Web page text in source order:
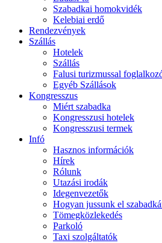
Szabadkai homokvidék
Kelebiai erdő
Rendezvények
Szállás
Hotelek
Szállás
Falusi turizmussal
Egyéb Szállások
Kongresszus
Miért szabadka
Kongresszusi hotelek
Kongresszusi termek
Infó
Hasznos információk
Hírek
Rólunk
Utazási irodák
Idegenvezetők
Hogyan jussunk el
Tömegközlekedés
Parkoló
Taxi szolgáltatók